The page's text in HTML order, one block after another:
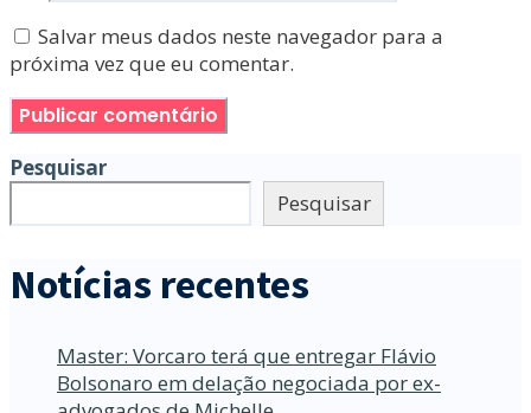
Salvar meus dados neste navegador para a
próxima vez que eu comentar.
Pesquisar
Pesquisar
Notícias recentes
Master: Vorcaro terá que entregar Flávio
Bolsonaro em delação negociada por ex-